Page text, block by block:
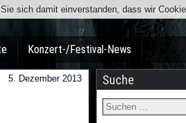
Kontakt Facebook
Konzert-/Festival-News
5. Dezember 2013 Suche
sich damit einverstanden, dass wir